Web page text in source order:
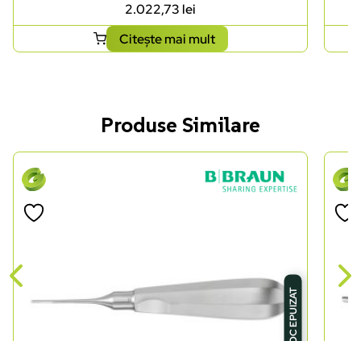
2.022,73 lei
Citește mai mult
Produse Similare
STOC EPUIZAT